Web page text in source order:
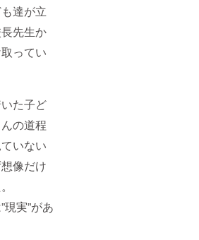
達が立
先生か
ってい
た子ど
の道程
いない
像だけ
現実”があ